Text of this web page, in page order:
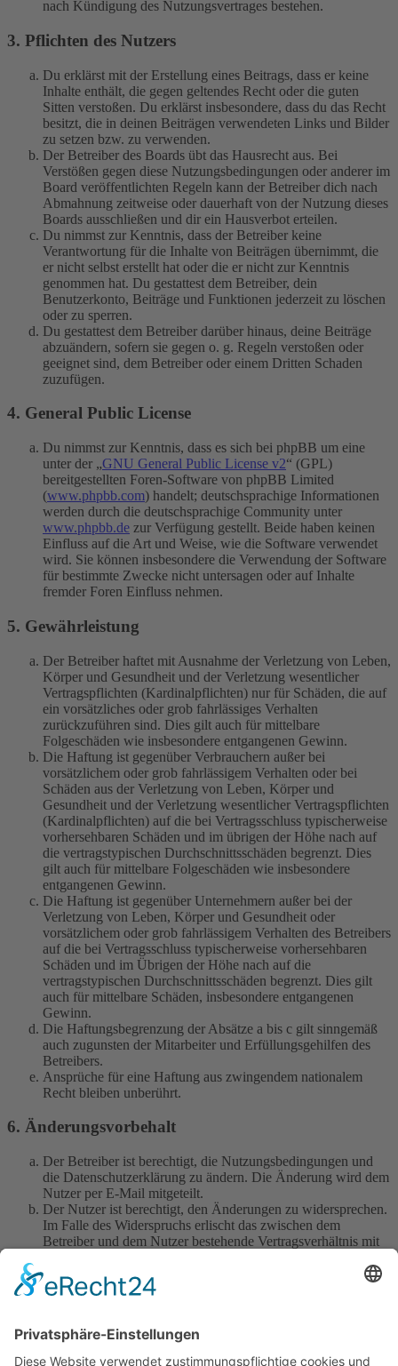
nach Kündigung des Nutzungsvertrages bestehen.
3. Pflichten des Nutzers
Du erklärst mit der Erstellung eines Beitrags, dass er keine
Inhalte enthält, die gegen geltendes Recht oder die guten
Sitten verstoßen. Du erklärst insbesondere, dass du das Recht
besitzt, die in deinen Beiträgen verwendeten Links und Bilder
zu setzen bzw. zu verwenden.
Der Betreiber des Boards übt das Hausrecht aus. Bei
Verstößen gegen diese Nutzungsbedingungen oder anderer im
Board veröffentlichten Regeln kann der Betreiber dich nach
Abmahnung zeitweise oder dauerhaft von der Nutzung dieses
Boards ausschließen und dir ein Hausverbot erteilen.
Du nimmst zur Kenntnis, dass der Betreiber keine
Verantwortung für die Inhalte von Beiträgen übernimmt, die
er nicht selbst erstellt hat oder die er nicht zur Kenntnis
genommen hat. Du gestattest dem Betreiber, dein
Benutzerkonto, Beiträge und Funktionen jederzeit zu löschen
oder zu sperren.
Du gestattest dem Betreiber darüber hinaus, deine Beiträge
abzuändern, sofern sie gegen o. g. Regeln verstoßen oder
geeignet sind, dem Betreiber oder einem Dritten Schaden
zuzufügen.
4. General Public License
Du nimmst zur Kenntnis, dass es sich bei phpBB um eine
unter der „GNU General Public License v2“ (GPL)
bereitgestellten Foren-Software von phpBB Limited
(www.phpbb.com) handelt; deutschsprachige Informationen
werden durch die deutschsprachige Community unter
www.phpbb.de zur Verfügung gestellt. Beide haben keinen
Einfluss auf die Art und Weise, wie die Software verwendet
wird. Sie können insbesondere die Verwendung der Software
für bestimmte Zwecke nicht untersagen oder auf Inhalte
fremder Foren Einfluss nehmen.
5. Gewährleistung
Der Betreiber haftet mit Ausnahme der Verletzung von Leben,
Körper und Gesundheit und der Verletzung wesentlicher
Vertragspflichten (Kardinalpflichten) nur für Schäden, die auf
ein vorsätzliches oder grob fahrlässiges Verhalten
zurückzuführen sind. Dies gilt auch für mittelbare
Folgeschäden wie insbesondere entgangenen Gewinn.
Die Haftung ist gegenüber Verbrauchern außer bei
vorsätzlichem oder grob fahrlässigem Verhalten oder bei
Schäden aus der Verletzung von Leben, Körper und
Gesundheit und der Verletzung wesentlicher Vertragspflichten
(Kardinalpflichten) auf die bei Vertragsschluss typischerweise
vorhersehbaren Schäden und im übrigen der Höhe nach auf
die vertragstypischen Durchschnittsschäden begrenzt. Dies
gilt auch für mittelbare Folgeschäden wie insbesondere
entgangenen Gewinn.
Die Haftung ist gegenüber Unternehmern außer bei der
Verletzung von Leben, Körper und Gesundheit oder
vorsätzlichem oder grob fahrlässigem Verhalten des Betreibers
auf die bei Vertragsschluss typischerweise vorhersehbaren
Schäden und im Übrigen der Höhe nach auf die
vertragstypischen Durchschnittsschäden begrenzt. Dies gilt
auch für mittelbare Schäden, insbesondere entgangenen
Gewinn.
Die Haftungsbegrenzung der Absätze a bis c gilt sinngemäß
auch zugunsten der Mitarbeiter und Erfüllungsgehilfen des
Betreibers.
Ansprüche für eine Haftung aus zwingendem nationalem
Recht bleiben unberührt.
6. Änderungsvorbehalt
Der Betreiber ist berechtigt, die Nutzungsbedingungen und
die Datenschutzerklärung zu ändern. Die Änderung wird dem
Nutzer per E-Mail mitgeteilt.
Der Nutzer ist berechtigt, den Änderungen zu widersprechen.
Im Falle des Widerspruchs erlischt das zwischen dem
Betreiber und dem Nutzer bestehende Vertragsverhältnis mit
Die Änderungen gelten als anerkannt und verbindlich, wenn
der Nutzer den Änderungen zugestimmt hat.
sind in der Datenschutzerklärung enthalten.